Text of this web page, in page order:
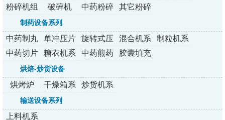
机
机
机系列
粉碎机组 破碎机
中药粉碎
其它粉碎
制药设备系列
中药制丸
机
单冲压片
机
旋转式压
片机
混合机系
列
制粒机系
中药切片
机
糖衣机系
列
中药煎药
胶囊填充
烘焙-炒货设备
烘烤炉
干燥箱系
列
炒货机系
输送设备系列
上料机系